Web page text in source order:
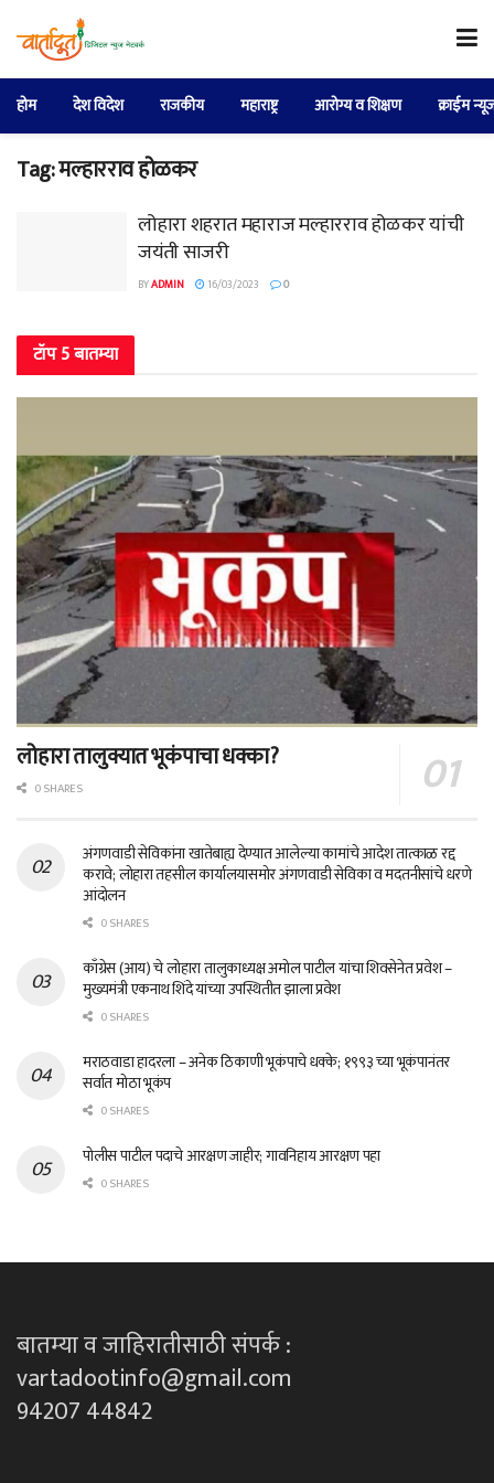
होम देश विदेश राजकीय महाराष्ट्र आरोग्य व शिक्षण क्राईम
Tag:मल्हारराव होळकर
लोहारा शहरात महाराज मल्हारराव होळकर यांची
जयंती साजरी
BYADMIN 16/03/2023 0
टॉप 5 बातम्या
लोहारा तालुक्यात भूकंपाचा धक्का?
0 SHARES
अंगणवाडी सेविकांना खातेबाह्य देण्यात आलेल्या कामांचे आदेश तात्काळ रद्द
करावे; लोहारा तहसील कार्यालयासमोर अंगणवाडी सेविका व मदतनीसांचे धरणे
आंदोलन
0 SHARES
काँग्रेस (आय) चे लोहारा तालुकाध्यक्ष अमोल पाटील यांचा शिवसेनेत प्रवेश –
मुख्यमंत्री एकनाथ शिंदे यांच्या उपस्थितीत झाला प्रवेश
0 SHARES
मराठवाडा हादरला – अनेक ठिकाणी भूकंपाचे धक्के; १९९३ च्या भूकंपानंतर
सर्वात मोठा भूकंप
0 SHARES
पोलीस पाटील पदाचे आरक्षण जाहीर; गावनिहाय आरक्षण पहा
0 SHARES
बातम्या व जाहिरातीसाठी संपर्क :
vartadootinfo@gmail.com
94207 44842